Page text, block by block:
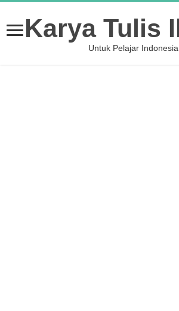
Karya Tulis
Untuk Pelajar Indonesia